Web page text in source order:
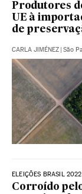
Produtores
UE à
de
CARLA JIMÉNEZ | São
ELEIÇÕES BRASIL 2022
Corroído